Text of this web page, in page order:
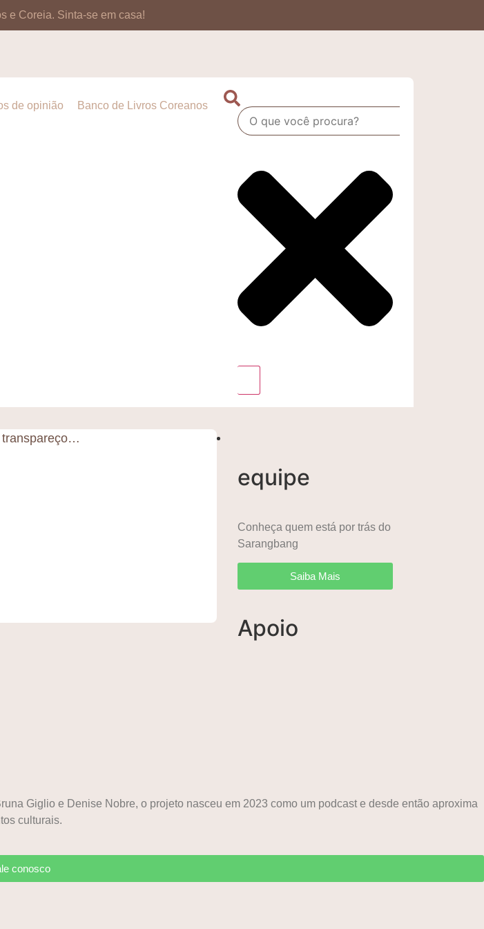
e Coreia. Sinta-se em casa!
de opinião Banco de Livros Coreanos
transpareço…
equipe
Conheça quem está por trás do
Sarangbang
Saiba Mais
Apoio
Giglio e Denise Nobre, o projeto nasceu em 2023 como um podcast e desde então aproxima
culturais.
conosco